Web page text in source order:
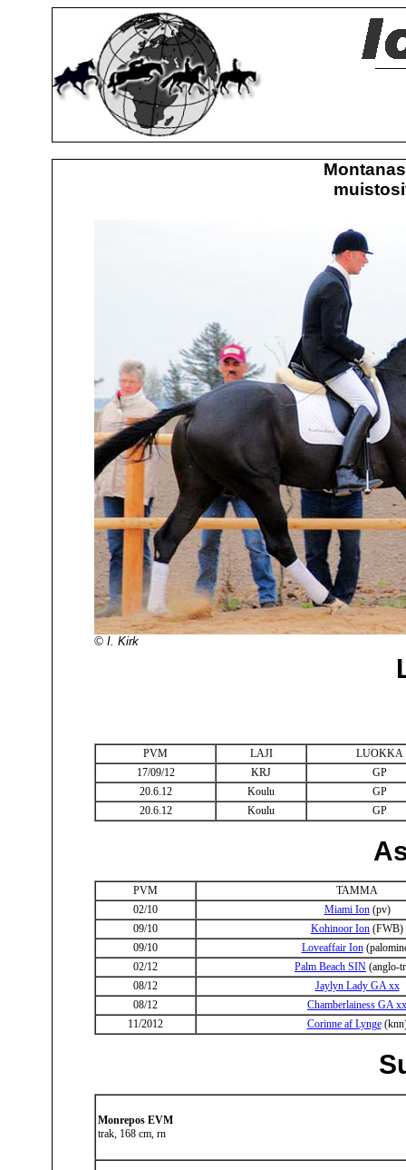
© I. Kirk
PVM LAJI
LUOKKA
17/09/12
KRJ
GP
20.6.12
Koulu
GP
20.6.12
Koulu GP
PVM
TAMMA
02/10
Miami Ion(pv)
09/10
Kohinoor Ion (FWB)
09/10
Loveaffair Ion
02/12
Palm Beach SIN (anglo-
08/12
Jaylyn Lady GA xx
08/12
Chamberlainess GA xx
11/2012
Corinne af Lynge
Monrepos EVM
trak, 168 cm, rn